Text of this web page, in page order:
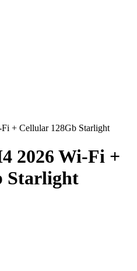
+ Cellular 128Gb Starlight
2026 Wi-Fi +
Starlight